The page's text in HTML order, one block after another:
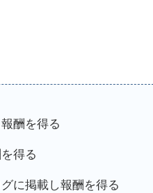
酬を得る
得る
に掲載し報酬を得る